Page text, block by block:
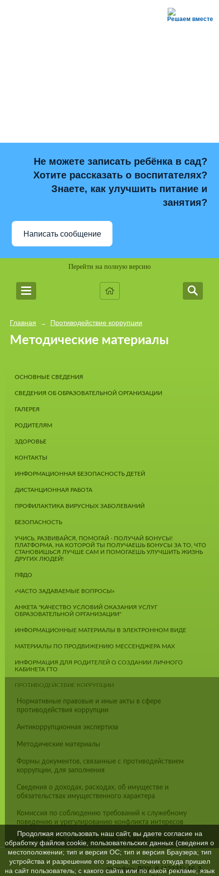
Решаем вместе
Не можете записать ребёнка в сад?
Хотите рассказать о воспитателях?
Знаете, как улучшить питание и
занятия?
Написать сообщение
Перейти на полную версию
Главная → Противодействие коррупции
Методические материалы
ОСНОВНЫЕ СВЕДЕНИЯ
СВЕДЕНИЯ ОБ ОБРАЗОВАТЕЛЬНОЙ ОРГАНИЗАЦИИ
ГАЛЕРЕЯ
РОДИТЕЛЯМ
ЗДОРОВЬЕ
КОНТАКТЫ
ИНФОРМАЦИОННАЯ БЕЗОПАСНОСТЬ ДЕТЕЙ
ДИСТАНЦИОННАЯ РАБОТА
ПРОФИЛАКТИКА ВИРУСНЫХ ЗАБОЛЕВАНИЙ
БЕЗОПАСНОСТЬ
УЧИСЬ, РАЗВИВАЙСЯ, ПОМОГАЙ - ПОЛУЧАЙ БОНУСЫ!
ПЛАТФОРМА, НА КОТОРОЙ ТЫ ПОЛУЧАЕШЬ БОНУСЫ ЗА ТО, ЧТО
СТАНОВИШЬСЯ ЛУЧШЕ САМ И ПОМОГАЕШЬ УЛУЧШИТЬ ЖИЗНЬ
ДРУГИХ ЛЮДЕЙ!
ПФДО
«ЧАСТО ЗАДАВАЕМЫЕ ВОПРОСЫ»
АНКЕТА "КАЧЕСТВО УСЛОВИЙ ОКАЗАНИЯ УСЛУГ
ОБРАЗОВАТЕЛЬНОЙ ОРГАНИЗАЦИИ"
ИНФОРМАЦИОННЫЕ МАТЕРИАЛЫ В ЭЛЕКТРОННОМ ВИДЕ
МАТЕРИАЛЫ ПО ПРОДВИЖЕНИЮ МЕССЕНДЖЕРА MAX
ИНФОРМАЦИЯ ДЛЯ РОДИТЕЛЕЙ О СОЗДАНИИ ЛИЧНОГО
КАБИНЕТА ГТО
ПРОТИВОДЕЙСТВИЕ КОРРУПЦИИ
Нормативные правовые и иные акты в сфере
противодействия коррупции
Антикоррупционная экспертиза
Методические материалы
Формы документов, связанные с противодействием
коррупции, для заполнения
Сведения о доходах, расходах, об имуществе и
обязательствах имущественного характера
Комиссия по соблюдению требований к служебному
поведению и урегулированию конфликта интересов
Обратная связь для сообщений о фактах коррупции
телефон ДОУ: 8 (42331) 46-3-
Продолжая использовать наш сайт, вы даете согласие на
обработку файлов cookie, пользовательских данных (сведения о
местоположении; тип и версия ОС; тип и версия Браузера; тип
устройства и разрешение его экрана; источник откуда пришел
на сайт пользователь; с какого сайта или по какой рекламе; язык